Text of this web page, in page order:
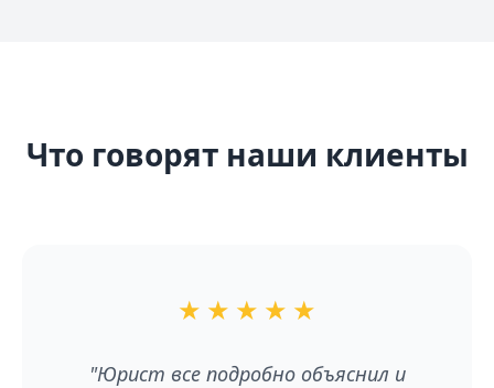
Что говорят наши клиенты
★ ★ ★ ★ ★
"Юрист все подробно объяснил и